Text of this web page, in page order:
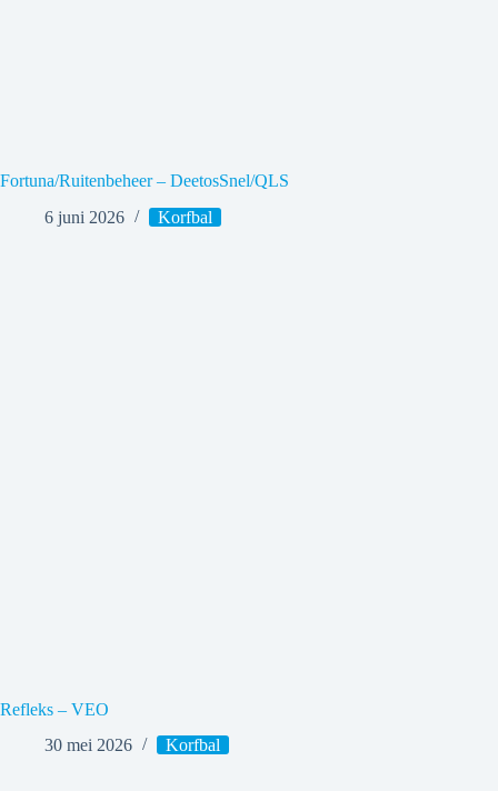
Fortuna/Ruitenbeheer – DeetosSnel/QLS
6 juni 2026
Korfbal
Refleks – VEO
30 mei 2026
Korfbal